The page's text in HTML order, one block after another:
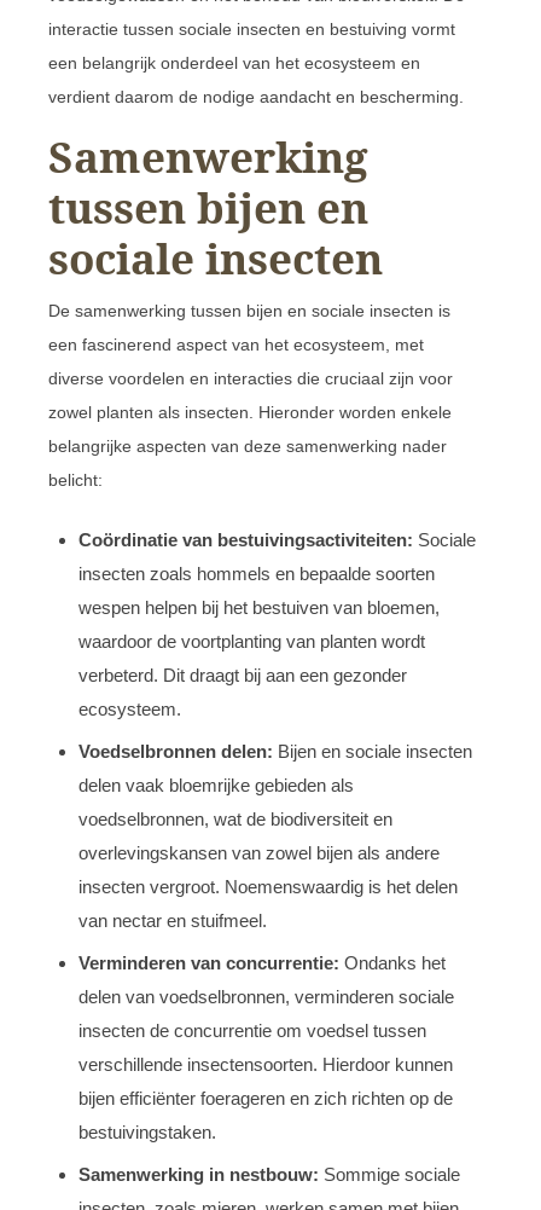
interactie tussen sociale insecten en bestuiving vormt
een belangrijk onderdeel van het ecosysteem en
verdient daarom de nodige aandacht en bescherming.
Samenwerking
tussen bijen en
sociale insecten
De samenwerking tussen bijen en sociale insecten is
een fascinerend aspect van het ecosysteem, met
diverse voordelen en interacties die cruciaal zijn voor
zowel planten als insecten. Hieronder worden enkele
belangrijke aspecten van deze samenwerking nader
belicht:
Coördinatie van bestuivingsactiviteiten: Sociale
insecten zoals hommels en bepaalde soorten
wespen helpen bij het bestuiven van bloemen,
waardoor de voortplanting van planten wordt
verbeterd. Dit draagt bij aan een gezonder
ecosysteem.
Voedselbronnen delen: Bijen en sociale insecten
delen vaak bloemrijke gebieden als
voedselbronnen, wat de biodiversiteit en
overlevingskansen van zowel bijen als andere
insecten vergroot. Noemenswaardig is het delen
van nectar en stuifmeel.
Verminderen van concurrentie: Ondanks het
delen van voedselbronnen, verminderen sociale
insecten de concurrentie om voedsel tussen
verschillende insectensoorten. Hierdoor kunnen
bijen efficiënter foerageren en zich richten op de
bestuivingstaken.
Samenwerking in nestbouw: Sommige sociale